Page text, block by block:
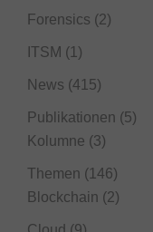
Forensics (2)
ITSM (1)
News (415)
Publikationen (5)
Kolumne (3)
Themen (146)
Blockchain (2)